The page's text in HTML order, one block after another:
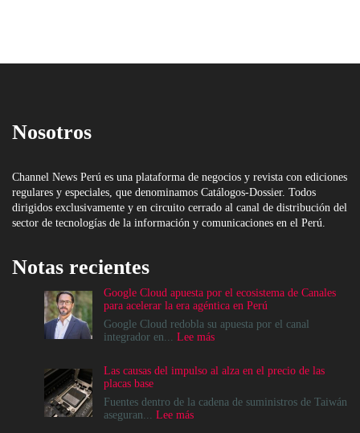
Nosotros
Channel News Perú es una plataforma de negocios y revista con ediciones
regulares y especiales, que denominamos Catálogos-Dossier. Todos
dirigidos exclusivamente y en circuito cerrado al canal de distribución del
sector de tecnologías de la información y comunicaciones en el Perú.
Notas recientes
Google Cloud apuesta por el ecosistema de Canales
para acelerar la era agéntica en Perú
Google Cloud redobla su apuesta por el canal
integrador en... Lee más:
apuesta
el
Las causas del impulso al alza en el precio de las
placas base
Fuentes dentro de la cadena de suministros de Taiwán
aseguran... Lee más: